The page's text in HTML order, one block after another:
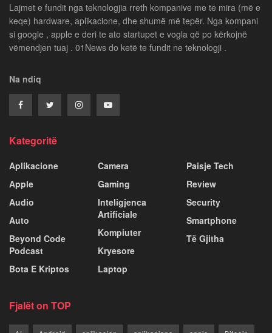
Lajmet e fundit nga teknologjia rreth kompanive me te mira (më e
keqe) hardware, aplikacione, dhe shumë më tepër. Nga kompani
si google , apple e deri te ato startupet e vogla që po kërkojnë
vëmendjen tuaj . 01News do ketë te fundit ne teknologji .
Na ndiq
Kategoritë
Aplikacione
Apple
Audio
Auto
Beyond Code
Podcast
Bota E Kriptos
Camera
Gaming
Inteligjenca
Artificiale
Kompiuter
Kryesore
Laptop
Paisje Tech
Review
Security
Smartphone
Të Gjitha
Fjalët on TOP